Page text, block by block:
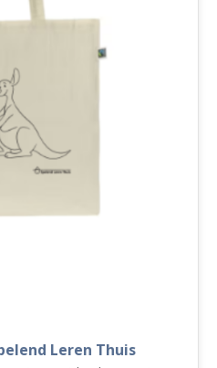
Leren Thuis